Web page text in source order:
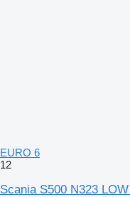
EURO 6
12
Scania S500 N323